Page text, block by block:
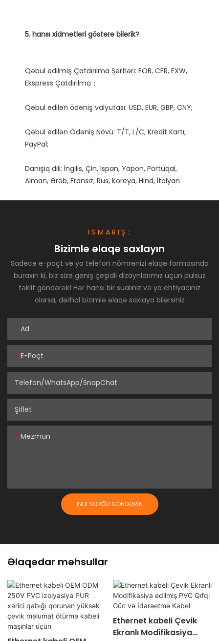
Qəbul edilmiş Çatdırılma Şərtləri: FOB, CFR, EXW,
Qəbul edilən Ödəniş Növü: T/T, L/C, Kredit Kartı,
Danışıq dili: İngilis, Çin, İspan, Yapon, Portuqal,
İSMARIŞ:
Bizimlə əlaqə saxlayın
Sadəcə e-poçt və ya telefon nömrənizi əlaqə formasında
buraxın ki, biz sizə geniş çeşidli dizaynlarımız üçün pulsuz
təklif göndərək! Hər hansı bir sualınız və ya ehtiyacınız
olarsa, dərhal bizimlə əlaqə saxlaya bilərsiniz
Ad
E-Poçt
Telefon/WhatsApp/SnapChat
Şiflət
Məzmun
İNDI SORĞU GÖNDƏRIN
Əlaqədar məhsullar
Ethernet kabeli Çevik
Ekranlı Modifikasiya